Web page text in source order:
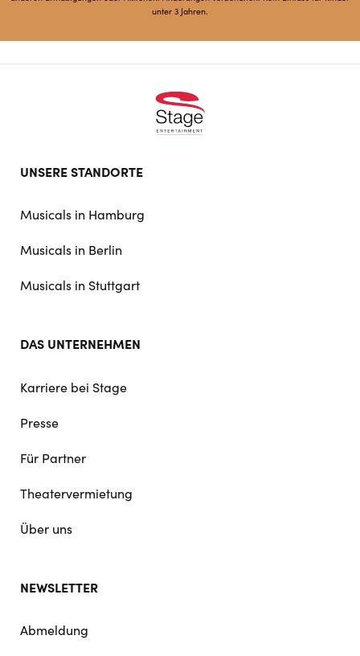
unter 3 Jahren.
doormat
UNSERE STANDORTE
Musicals in Hamburg
Musicals in Berlin
Musicals in Stuttgart
DAS UNTERNEHMEN
Karriere bei Stage
Presse
Für Partner
Theatervermietung
Über uns
NEWSLETTER
Abmeldung